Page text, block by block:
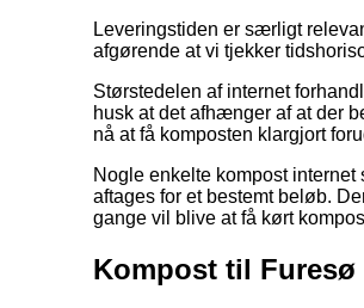
Leveringstiden er særligt
afgørende at vi tjekker
Størstedelen af internet
husk at det afhænger af at der
nå at få komposten klargjort
Nogle enkelte kompost
aftages for et bestemt beløb.
gange vil blive at få kørt
Kompost til Furesø